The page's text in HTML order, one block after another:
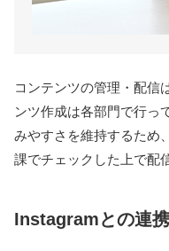
コンテンツの管理・配信
ンツ作成は各部門で行っ
みやすさを維持するため
課でチェックした上で配
Instagramとの連